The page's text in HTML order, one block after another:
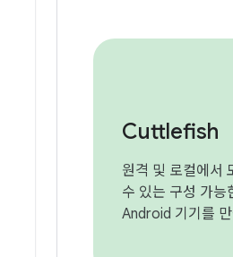
Cuttlefish
원격 및 로컬에서
수 있는 구성 가능
Android 기기를